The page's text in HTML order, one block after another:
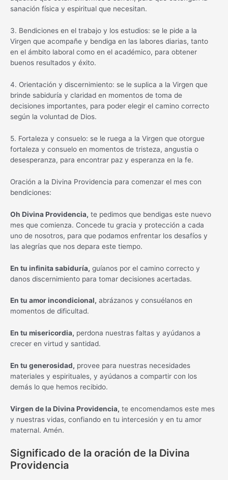
sanación física y espiritual que necesitan.
3. Bendiciones en el trabajo y los estudios: se le pide a la
Virgen que acompañe y bendiga en las labores diarias, tanto
en el ámbito laboral como en el académico, para obtener
buenos resultados y éxito.
4. Orientación y discernimiento: se le suplica a la Virgen que
brinde sabiduría y claridad en momentos de toma de
decisiones importantes, para poder elegir el camino correcto
según la voluntad de Dios.
5. Fortaleza y consuelo: se le ruega a la Virgen que otorgue
fortaleza y consuelo en momentos de tristeza, angustia o
desesperanza, para encontrar paz y esperanza en la fe.
Oración a la Divina Providencia para comenzar el mes con
bendiciones:
Oh Divina Providencia, te pedimos que bendigas este nuevo
mes que comienza. Concede tu gracia y protección a cada
uno de nosotros, para que podamos enfrentar los desafíos y
las alegrías que nos depara este tiempo.
En tu infinita sabiduría, guíanos por el camino correcto y
danos discernimiento para tomar decisiones acertadas.
En tu amor incondicional, abrázanos y consuélanos en
momentos de dificultad.
En tu misericordia, perdona nuestras faltas y ayúdanos a
crecer en virtud y santidad.
En tu generosidad, provee para nuestras necesidades
materiales y espirituales, y ayúdanos a compartir con los
demás lo que hemos recibido.
Virgen de la Divina Providencia, te encomendamos este mes
y nuestras vidas, confiando en tu intercesión y en tu amor
maternal. Amén.
Significado de la oración de la Divina
Providencia